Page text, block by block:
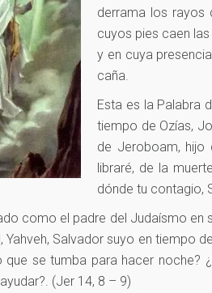
derrama los rayos
cuyos pies caen
y en cuya
caña.
Esta es la Palabra
tiempo de Ozías,
de Jeroboam, hijo
libraré, de la
dónde tu contagio,
como el padre del Judaísmo en
Yahveh, Salvador suyo en tiempo
que se tumba para hacer
(Jer 14, 8 – 9)